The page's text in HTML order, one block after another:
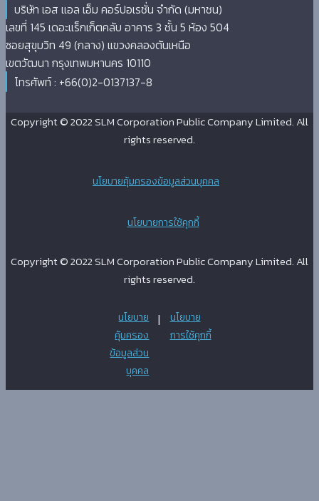
บริษัท เอส แอล เอ็ม คอร์ปอเรชั่น จำกัด (มหาชน)
เลขที่ 145 เดอะแร็กเก็ตคลับ อาคาร 3 ชั้น 5 ห้อง 504
ซอยสุขุมวิท 49 (กลาง) แขวงคลองตันเหนือ
เขตวัฒนา กรุงเทพมหานคร 10110
โทรศัพท์ : +66(0)2-0137137-8
Copyright © 2022 SLM Corporation Public Company Limited. All
rights reserved.
นโยบายคุ้มครองข้อมูลส่วนบุคคล
นโยบายการใช้คุกกี้
Copyright © 2022 SLM Corporation Public Company Limited. All
rights reserved.
นโยบาย
คุ้มครอง
ข้อมูลส่วน
บุคคล
|
นโยบาย
การใช้คุกกี้